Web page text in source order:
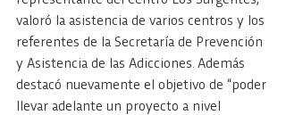
valoró la asistencia de varios centros y los
referentes de la Secretaría de Prevención
y Asistencia de las Adicciones. Además
destacó nuevamente el objetivo de “poder
llevar adelante un proyecto a nivel